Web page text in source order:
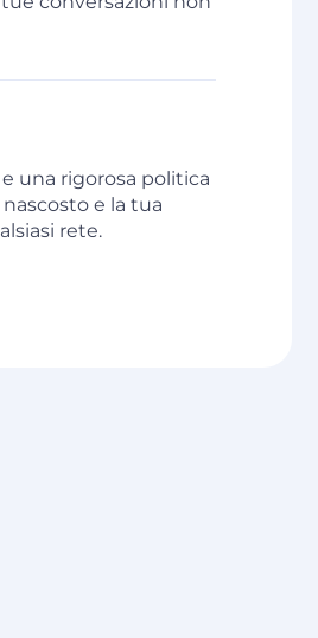
una rigorosa politica
e la tua
rete.